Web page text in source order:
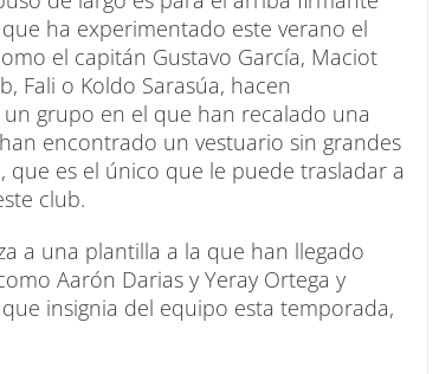
ha experimentado este verano el
el capitán Gustavo García, Maciot
Fali o Koldo Sarasúa, hacen
grupo en el que han recalado una
encontrado un vestuario sin grandes
es el único que le puede trasladar a
club.
a una plantilla a la que han llegado
Aarón Darias y Yeray Ortega y
insignia del equipo esta temporada,